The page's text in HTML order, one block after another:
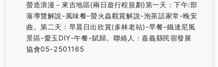
螢造浪漫－來吉地區(兩日遊行程規劃)第一天：下午:部
落導覽解說-風味餐-螢火蟲觀賞解說-泡茶話家常-晚安
曲。第二天：早晨日出欣賞(多林老站)-早餐-鐵達尼風
景區-愛玉DIY-午餐-賦歸。聯絡人：嘉義縣民宿發展
協會05-2501165